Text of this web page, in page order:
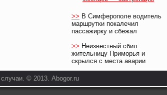
>> В Симферополе водитель
маршрутки покалечил
пассажирку и сбежал
>> Неизвестный сбил
жительницу Приморья и
скрылся с места аварии
© 2013. Abogor.ru